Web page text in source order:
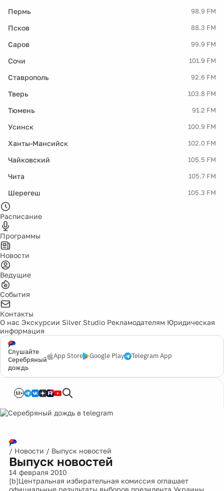
Пермь 98.9 FM
Псков 88.3 FM
Саров 99.9 FM
Сочи 101.9 FM
Ставрополь 92.6 FM
Тверь 103.8 FM
Тюмень 91.2 FM
Усинск 100.9 FM
Ханты-Мансийск 102.0 FM
Чайковский 105.5 FM
Чита 105.7 FM
Шерегеш 105.3 FM
Расписание
Программы
Новости
Ведущие
События
Контакты
О нас Экскурсии Silver Studio Рекламодателям Юридическая
информация
Слушайте
Серебряный
дождь
App Store Google Play Telegram App
12+
/ Новости / Выпуск новостей
Выпуск новостей
14 февраля 2010
[b]Центральная избирательная комиссия оглашает